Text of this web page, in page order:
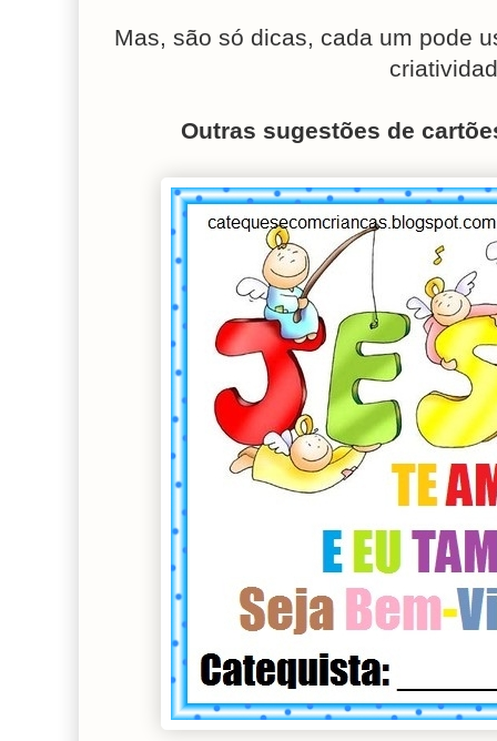
Mas, são só dicas, cada um pode
Outras sugestões de